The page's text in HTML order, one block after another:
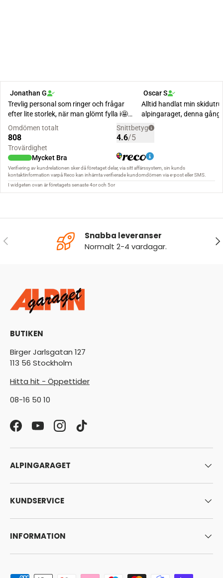
FÖREGÅENDE
Snabba leveranser
Normalt 2-4 vardagar.
BUTIKEN
Birger Jarlsgatan 127
113 56 Stockholm
Hitta hit - Öppettider
08-16 50 10
FacebookYouTubeInstagram
TikTok
ALPINGARAGET
KUNDSERVICE
INFORMATION